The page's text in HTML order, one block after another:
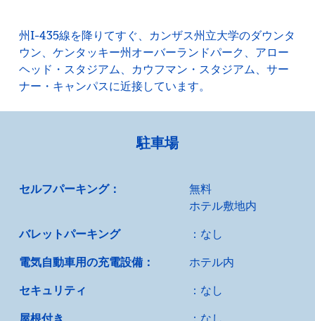
州I-435線を降りてすぐ、カンザス州立大学のダウンタ
ウン、ケンタッキー州オーバーランドパーク、アロー
ヘッド・スタジアム、カウフマン・スタジアム、サー
ナー・キャンパスに近接しています。
駐車場
セルフパーキング：
無料
ホテル敷地内
バレットパーキング
：なし
電気自動車用の充電設備：
ホテル内
セキュリティ
：なし
屋根付き
：なし